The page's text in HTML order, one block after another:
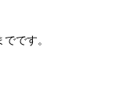
です。